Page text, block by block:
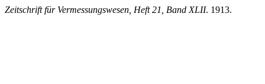
Zeitschrift für Vermessungswesen, Heft 21, Band XLII. 1913.